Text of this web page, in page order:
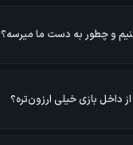
و چطور به دست ما میرسه؟
داخل بازی خیلی ارزون‌تره؟